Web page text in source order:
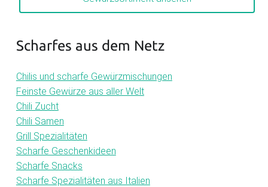
Scharfes aus dem Netz
Chilis und scharfe Gewürzmischungen
Feinste Gewürze aus aller Welt
Chili Zucht
Chili Samen
Grill Spezialitäten
Scharfe Geschenkideen
Scharfe Snacks
Scharfe Spezialitäten aus Italien